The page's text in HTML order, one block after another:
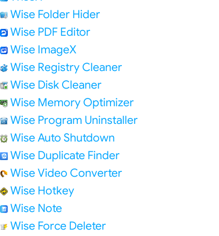
Wise Folder Hider
Wise PDF Editor
Wise ImageX
Wise Registry Cleaner
Wise Disk Cleaner
Wise Memory Optimizer
Wise Program Uninstaller
Wise Auto Shutdown
Wise Duplicate Finder
Wise Video Converter
Wise Hotkey
Wise Note
Wise Force Deleter